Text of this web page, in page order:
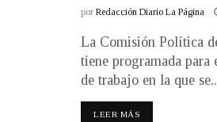
por Redacción Diario La Página
La Comisión Política
tiene programada para
de trabajo en la que
LEER MÁS